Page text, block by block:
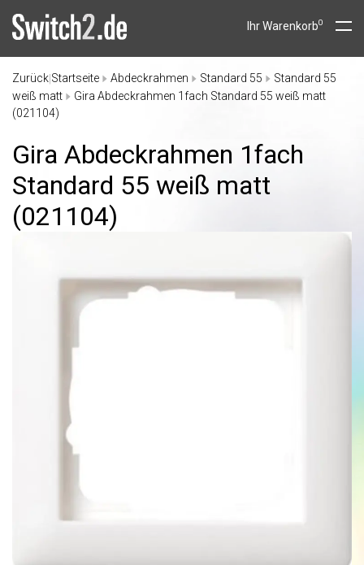
Ihr Warenkorb0
Zurück Startseite Abdeckrahmen Standard 55
Standard 55
weiß matt
Gira Abdeckrahmen 1fach Standard 55 weiß matt
(021104)
Gira Abdeckrahmen 1fach
Standard 55 weiß matt
(021104)